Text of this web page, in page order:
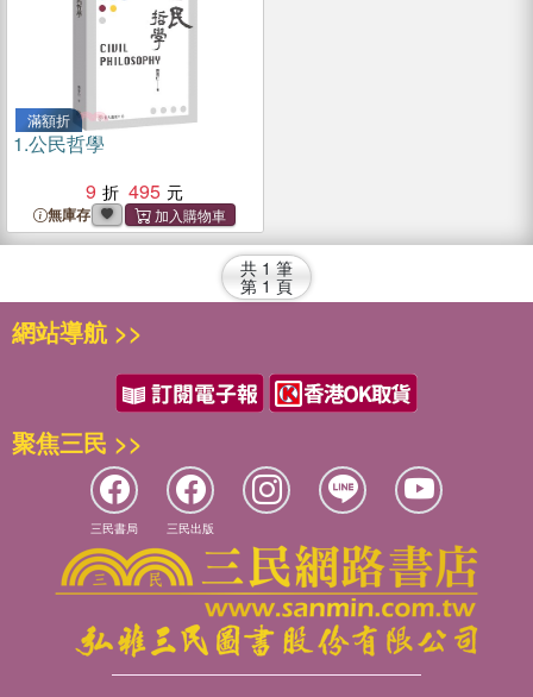
滿額折
1.公民哲學
9
495
無庫存
共 1 筆
第 1 頁
網站導航 >>
聚焦三民 >>
三民書局 三民出版